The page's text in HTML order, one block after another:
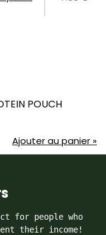
POUCH
Ajouter au panier »
for people who
their income!